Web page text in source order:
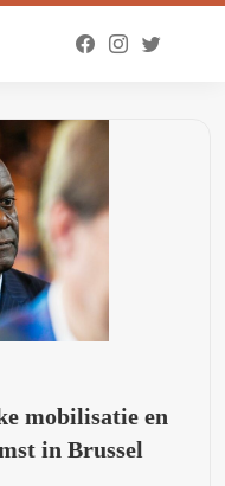
mobilisatie en
in Brussel